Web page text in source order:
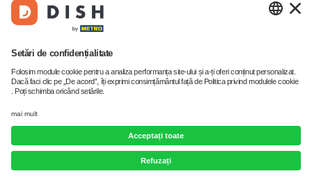
© Copyright
dish.co 2026
Aviz